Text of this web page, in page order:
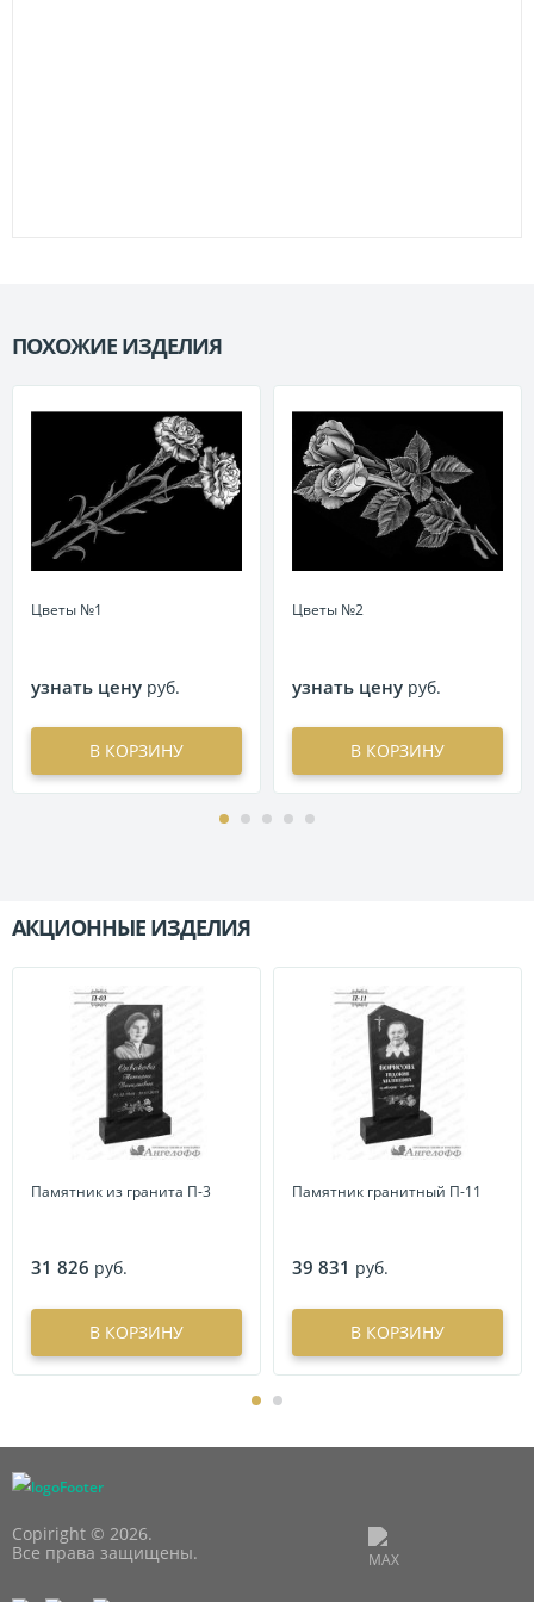
ПОХОЖИЕ ИЗДЕЛИЯ
Цветы №1
узнать цену руб.
В КОРЗИНУ
Цветы №2
узнать цену руб.
В КОРЗИНУ
АКЦИОННЫЕ ИЗДЕЛИЯ
Памятник из гранита П-3
31 826 руб.
В КОРЗИНУ
Памятник гранитный П-11
39 831 руб.
В КОРЗИНУ
Copiright © 2026.
Все права защищены.